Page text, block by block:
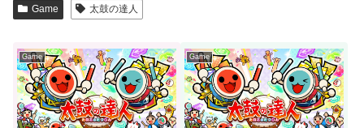
Game 太鼓の達人
Game Game